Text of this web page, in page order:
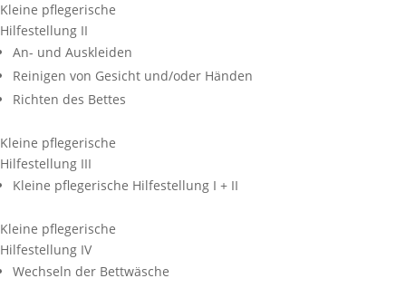
Kleine pflegerische
Hilfestellung II
An- und Auskleiden
Reinigen von Gesicht und/oder Händen
Richten des Bettes
Kleine pflegerische
Hilfestellung III
Kleine pflegerische Hilfestellung I + II
Kleine pflegerische
Hilfestellung IV
Wechseln der Bettwäsche